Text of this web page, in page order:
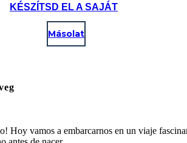
KÉSZÍTSD EL A SAJÁT
Másolat
Hoy vamos a embarcarnos en un viaje